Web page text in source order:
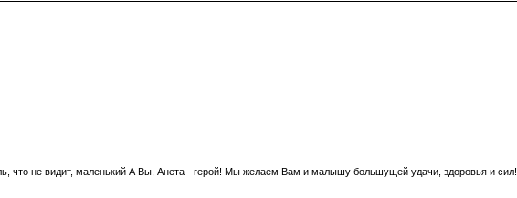
что не видит, маленький А Вы, Анета - герой! Мы желаем Вам и малышу большущей удачи, здоровья и сил!